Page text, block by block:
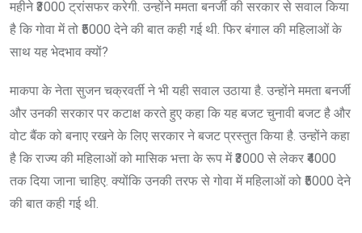
महीने ₹3000 ट्रांसफर करेगी. उन्होंने ममता बनर्जी की सरकार से सवाल किया
है कि गोवा में तो ₹5000 देने की बात कही गई थी. फिर बंगाल की महिलाओं के
साथ यह भेदभाव क्यों?
माकपा के नेता सुजन चक्रवर्ती ने भी यही सवाल उठाया है. उन्होंने ममता बनर्जी
और उनकी सरकार पर कटाक्ष करते हुए कहा कि यह बजट चुनावी बजट है और
वोट बैंक को बनाए रखने के लिए सरकार ने बजट प्रस्तुत किया है. उन्होंने कहा
है कि राज्य की महिलाओं को मासिक भत्ता के रूप में ₹3000 से लेकर ₹4000
तक दिया जाना चाहिए. क्योंकि उनकी तरफ से गोवा में महिलाओं को ₹5000 देने
की बात कही गई थी.